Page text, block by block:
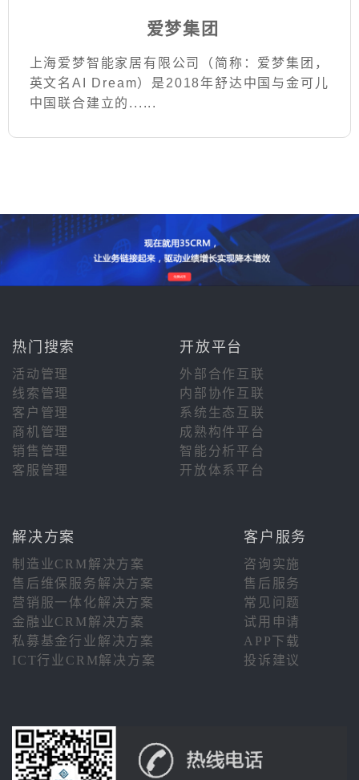
爱梦集团
上海爱梦智能家居有限公司（简称：爱梦集团，
英文名AI Dream）是2018年舒达中国与金可儿
中国联合建立的......
热门搜索 开放平台
活动管理
外部合作互联
线索管理
内部协作互联
客户管理
系统生态互联
商机管理
成熟构件平台
销售管理
智能分析平台
客服管理
开放体系平台
解决方案 客户服务
制造业CRM解决方案
咨询实施
售后维保服务解决方案
售后服务
营销服一体化解决方案
常见问题
金融业CRM解决方案
试用申请
私募基金行业解决方案
APP下载
ICT行业CRM解决方案
投诉建议